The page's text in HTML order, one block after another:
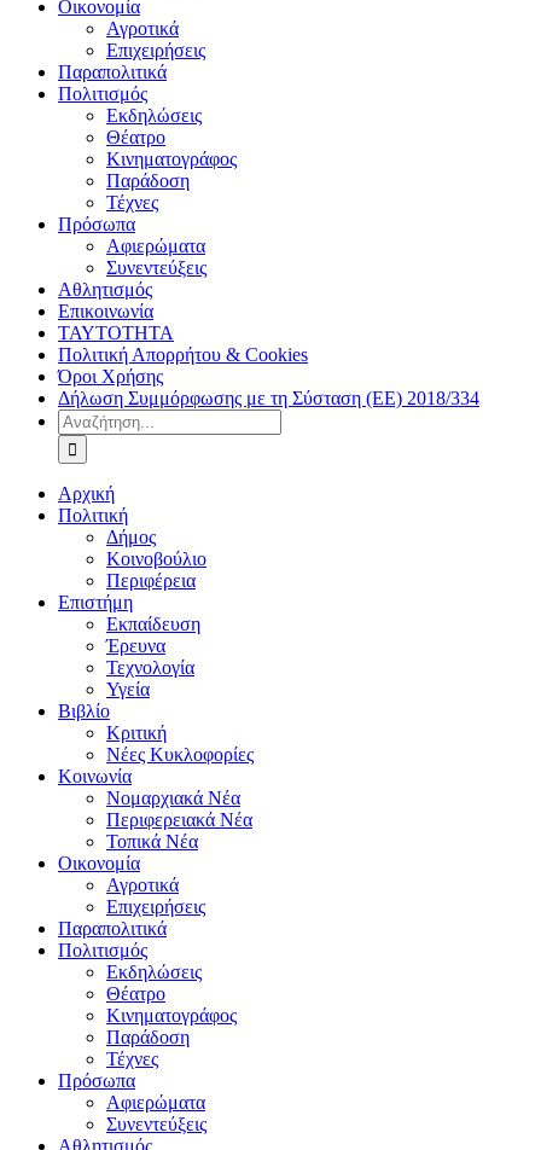
Οικονομία
Αγροτικά
Επιχειρήσεις
Παραπολιτικά
Πολιτισμός
Εκδηλώσεις
Θέατρο
Κινηματογράφος
Παράδοση
Τέχνες
Πρόσωπα
Αφιερώματα
Συνεντεύξεις
Αθλητισμός
Επικοινωνία
ΤΑΥΤΟΤΗΤΑ
Πολιτική Απορρήτου & Cookies
Όροι Χρήσης
Δήλωση Συμμόρφωσης με τη Σύσταση (ΕΕ) 2018/334
Αναζήτηση
για:
Αρχική
Πολιτική
Δήμος
Κοινοβούλιο
Περιφέρεια
Επιστήμη
Εκπαίδευση
Έρευνα
Τεχνολογία
Υγεία
Βιβλίο
Κριτική
Νέες Κυκλοφορίες
Κοινωνία
Νομαρχιακά Νέα
Περιφερειακά Νέα
Τοπικά Νέα
Οικονομία
Αγροτικά
Επιχειρήσεις
Παραπολιτικά
Πολιτισμός
Εκδηλώσεις
Θέατρο
Κινηματογράφος
Παράδοση
Τέχνες
Πρόσωπα
Αφιερώματα
Συνεντεύξεις
Αθλητισμός